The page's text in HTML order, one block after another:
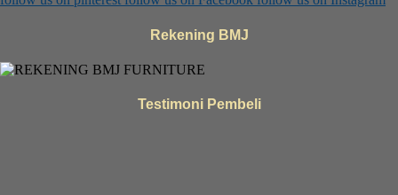
Rekening BMJ
Testimoni Pembeli